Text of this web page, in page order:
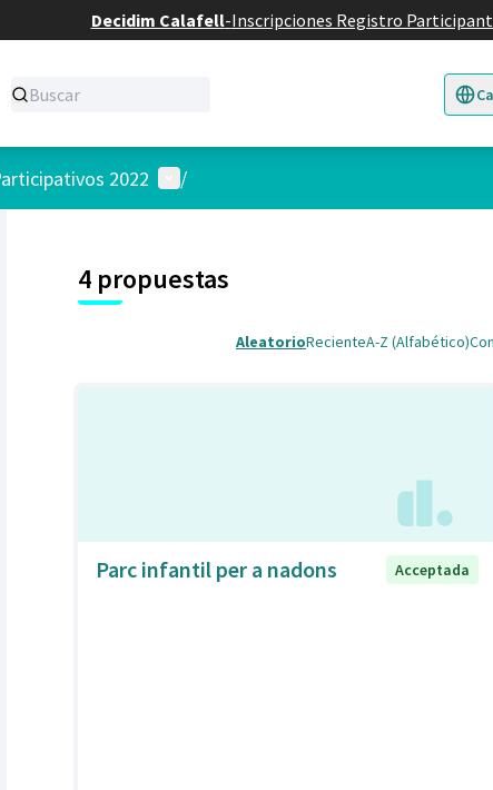
Decidim Calafell-Inscripciones Registro
2022 Menú de usuario
/
4 propuestas
AleatorioRecienteA-Z (Alfabético)
Parc infantil per a nadons Acceptada